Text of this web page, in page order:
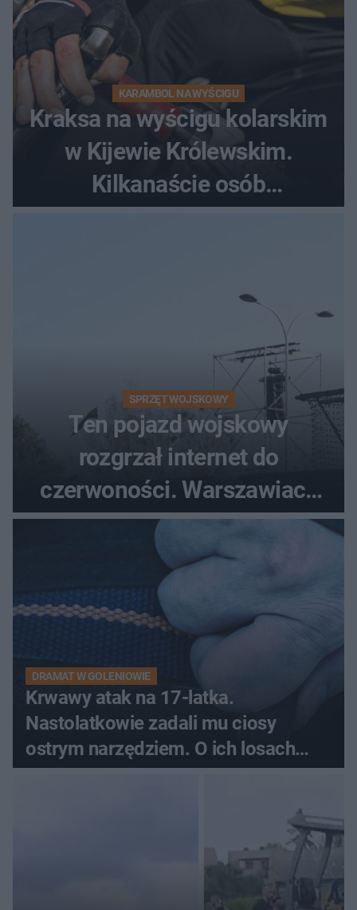
KARAMBOL NA WYŚCIGU
Kraksa na wyścigu kolarskim
w Kijewie Królewskim.
Kilkanaście osób
poszkodowanych, lądował
SPRZĘT WOJSKOWY
Ten pojazd wojskowy
rozgrzał internet do
czerwoności. Warszawiacy
pytali, czy to Mad Max!
DRAMAT W GOLENIOWIE
Krwawy atak na 17-latka.
Nastolatkowie zadali mu ciosy
ostrym narzędziem. O ich losach
zdecyduje sąd rodzinny